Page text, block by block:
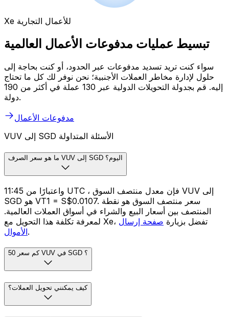
Xe للأعمال التجارية
تبسيط عمليات مدفوعات الأعمال العالمية
سواء كنت تريد تسديد مدفوعات عبر الحدود، أو كنت بحاجة إلى
حلول لإدارة مخاطر العملات الأجنبية؛ نحن نوفر لك كل ما تحتاج
إليه. قم بجدولة التحويلات الدولية عبر 130 عملة في أكثر من 190
دولة.
مدفوعات الأعمال
VUV إلى SGD الأسئلة المتداولة
ما هو سعر الصرف VUV إلى SGD اليوم؟
واعتبارًا من 11:45 UTC ، فإن معدل منتصف السوق VUV إلى
SGD هو VT1 = S$0.0107. سعر منتصف السوق هو نقطة
المنتصف بين أسعار البيع والشراء في أسواق العملات العالمية.
لمعرفة تكلفة هذا التحويل مع Xe، تفضل بزيارة صفحة إرسال
الأموال.
كم سعر 50 VUV في SGD ؟
كيف يمكنني تحويل العملات؟